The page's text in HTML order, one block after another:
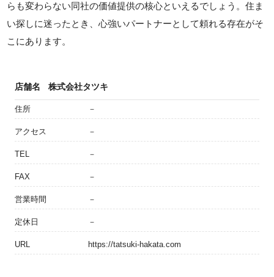
らも変わらない同社の価値提供の核心といえるでしょう。住ま
い探しに迷ったとき、心強いパートナーとして頼れる存在がそ
こにあります。
店舗名 株式会社タツキ
住所 －
アクセス －
TEL －
FAX －
営業時間 －
定休日 －
URL https://tatsuki-hakata.com